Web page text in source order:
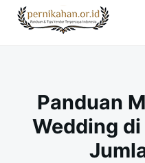
SkipSearch
for:
Panduan
Wedding